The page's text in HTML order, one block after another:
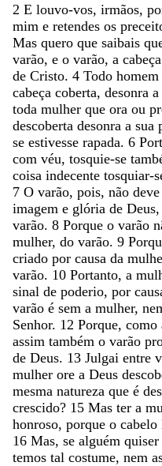
2 E louvo-vos, irmãos,
mim e retendes os
Mas quero que saibais
varão, e o varão, a cabeça
de Cristo. 4 Todo homem
cabeça coberta, desonra a
toda mulher que ora ou
descoberta desonra a sua
se estivesse rapada. 6
com véu, tosquie-se
coisa indecente tosquiar-
7 O varão, pois, não deve
imagem e glória de Deus,
varão. 8 Porque o varão
mulher, do varão. 9
criado por causa da
varão. 10 Portanto, a
sinal de poderio, por
varão é sem a mulher,
Senhor. 12 Porque, como
assim também o varão
de Deus. 13 Julgai entre
mulher ore a Deus
mesma natureza que é
crescido? 15 Mas ter a
honroso, porque o cabelo
16 Mas, se alguém quiser
temos tal costume, nem